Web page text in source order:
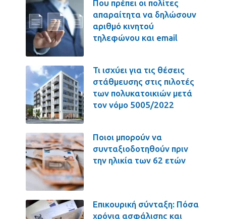
Που πρέπει οι πολίτες
απαραίτητα να δηλώσουν
αριθμό κινητού
τηλεφώνου και email
Τι ισχύει για τις θέσεις
στάθμευσης στις πιλοτές
των πολυκατοικιών μετά
τον νόμο 5005/2022
Ποιοι μπορούν να
συνταξιοδοτηθούν πριν
την ηλικία των 62 ετών
Επικουρική σύνταξη: Πόσα
χρόνια ασφάλισης και